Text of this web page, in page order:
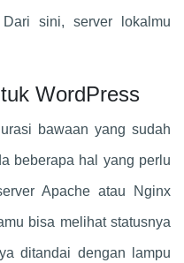
sini, server lokalmu
WordPress
bawaan yang sudah
beberapa hal yang perlu
Apache atau Nginx
bisa melihat statusnya
ditandai dengan lampu